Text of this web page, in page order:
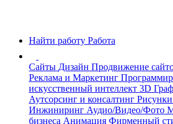
Найти работу Работа
Сайты Дизайн Продвижение
Реклама и Маркетинг
искусственный интеллект 3D
Аутсорсинг и консалтинг
Инжиниринг Аудио/Видео/Фото
бизнеса Анимация Фирменный